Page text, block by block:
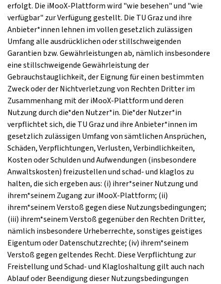
erfolgt. Die iMooX-Plattform wird "wie besehen" und "wie
verfügbar" zur Verfügung gestellt. Die TU Graz und ihre
Anbieter*innen lehnen im vollen gesetzlich zulässigen
Umfang alle ausdrücklichen oder stillschweigenden
Garantien bzw. Gewährleistungen ab, nämlich insbesondere
eine stillschweigende Gewährleistung der
Gebrauchstauglichkeit, der Eignung für einen bestimmten
Zweck oder der Nichtverletzung von Rechten Dritter im
Zusammenhang mit der iMooX-Plattform und deren
Nutzung durch die*den Nutzer*in. Die*der Nutzer*in
verpflichtet sich, die TU Graz und ihre Anbieter*innen im
gesetzlich zulässigen Umfang von sämtlichen Ansprüchen,
Schäden, Verpflichtungen, Verlusten, Verbindlichkeiten,
Kosten oder Schulden und Aufwendungen (insbesondere
Anwaltskosten) freizustellen und schad- und klaglos zu
halten, die sich ergeben aus: (i) ihrer*seiner Nutzung und
ihrem*seinem Zugang zur iMooX-Plattform; (ii)
ihrem*seinem Verstoß gegen diese Nutzungsbedingungen;
(iii) ihrem*seinem Verstoß gegenüber den Rechten Dritter,
nämlich insbesondere Urheberrechte, sonstiges geistiges
Eigentum oder Datenschutzrechte; (iv) ihrem*seinem
Verstoß gegen geltendes Recht. Diese Verpflichtung zur
Freistellung und Schad- und Klagloshaltung gilt auch nach
Ablauf oder Beendigung dieser Nutzungsbedingungen